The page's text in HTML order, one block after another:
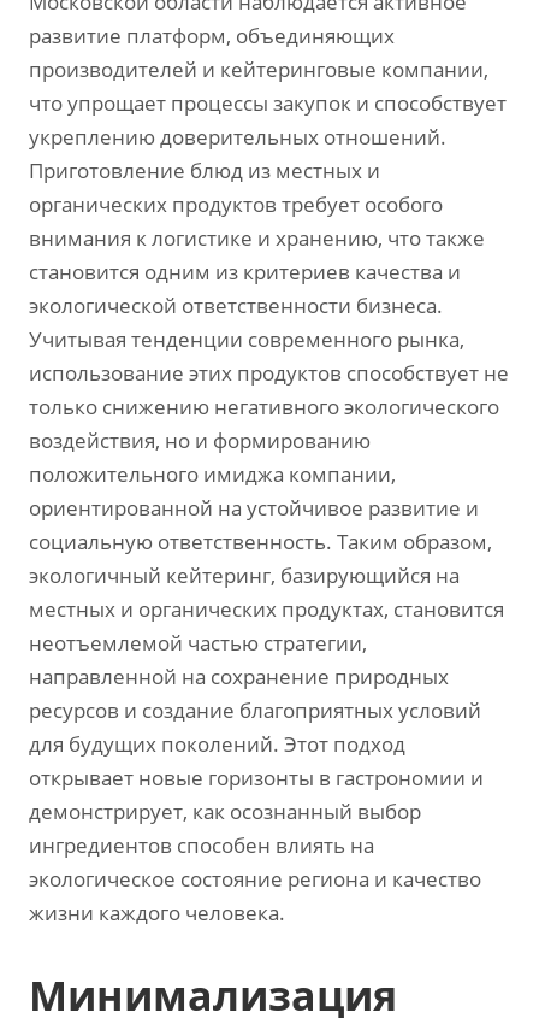
развитие платформ, объединяющих
производителей и кейтеринговые компании,
что упрощает процессы закупок и способствует
укреплению доверительных отношений.
Приготовление блюд из местных и
органических продуктов требует особого
внимания к логистике и хранению, что также
становится одним из критериев качества и
экологической ответственности бизнеса.
Учитывая тенденции современного рынка,
использование этих продуктов способствует не
только снижению негативного экологического
воздействия, но и формированию
положительного имиджа компании,
ориентированной на устойчивое развитие и
социальную ответственность. Таким образом,
экологичный кейтеринг, базирующийся на
местных и органических продуктах, становится
неотъемлемой частью стратегии,
направленной на сохранение природных
ресурсов и создание благоприятных условий
для будущих поколений. Этот подход
открывает новые горизонты в гастрономии и
демонстрирует, как осознанный выбор
ингредиентов способен влиять на
экологическое состояние региона и качество
жизни каждого человека.
Минимализация